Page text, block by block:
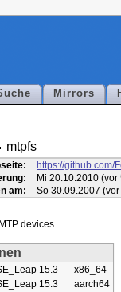
Mirrors
mtpfs
https://github.com/
Mi 20.10.2010 (vor
am:
So 30.09.2007
15.3
x86_64
15.3
aarch64